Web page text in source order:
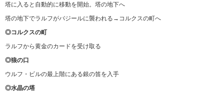
塔に入ると自動的に移動を開始。塔の地下へ
塔の地下でラルフがバジールに襲われる→コルクスの町へ
◎コルクスの町
ラルフから黄金のカードを受け取る
◎狼の口
ウルフ・ビルの最上階にある銀の笛を入手
◎水晶の塔